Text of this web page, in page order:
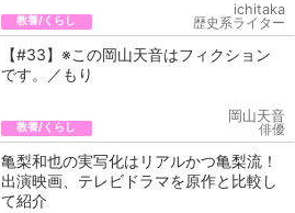
教養/くらし
ichitaka
歴史系ライター
【#33】※この岡山天音はフィクション
です。／もり
教養/くらし
岡山天音
俳優
亀梨和也の実写化はリアルかつ亀梨流！
出演映画、テレビドラマを原作と比較し
て紹介